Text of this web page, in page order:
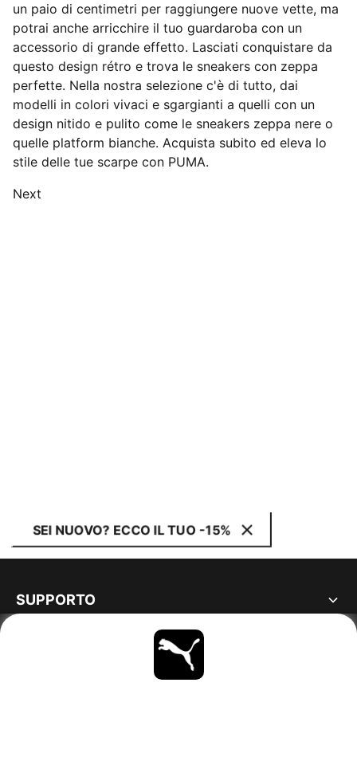
un paio di centimetri per raggiungere nuove vette, ma
potrai anche arricchire il tuo guardaroba con un
accessorio di grande effetto. Lasciati conquistare da
questo design rétro e trova le sneakers con zeppa
perfette. Nella nostra selezione c'è di tutto, dai
modelli in colori vivaci e sgargianti a quelli con un
design nitido e pulito come le sneakers zeppa nere o
quelle platform bianche. Acquista subito ed eleva lo
stile delle tue scarpe con PUMA.
Next
SEI NUOVO? ECCO IL TUO -15%
SUPPORTO
MAGGIORI INFORMAZIONI
OTTIENI TUTTI GLI AGGIORNAMENTI